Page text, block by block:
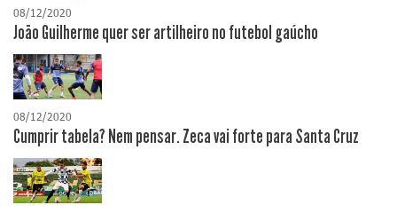
08/12/2020
João Guilherme quer ser artilheiro no futebol gaúcho
08/12/2020
Cumprir tabela? Nem pensar. Zeca vai forte para Santa Cruz